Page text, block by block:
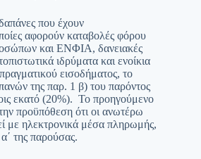
που έχουν
αφορούν καταβολές φόρου
και ΕΝΦΙΑ, δανειακές
ιδρύματα και ενοίκια
εισοδήματος, το
της παρ. 1 β) του παρόντος
εκατό (20%). Το προηγούμενο
προϋπόθεση ότι οι ανωτέρω
με ηλεκτρονικά μέσα πληρωμής,
α΄ της παρούσας.